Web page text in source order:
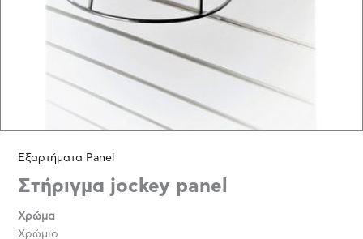
Εξαρτήματα Panel
Στήριγμα jockey panel
Χρώμα
Χρώμιο